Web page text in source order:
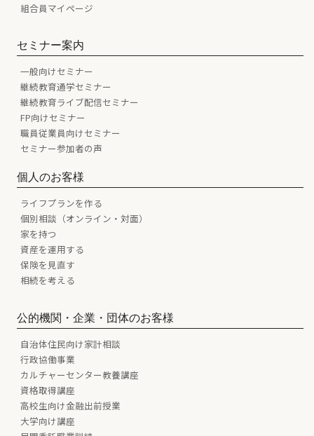
組合員マイページ
セミナー案内
一般向けセミナー
継続教育通学セミナー
継続教育ライブ配信セミナー
FP向けセミナー
職員従業員向けセミナー
セミナー参加者の声
個人のお客様
ライフプランを作る
個別相談（オンライン・対面）
家を持つ
資産を運用する
保険を見直す
相続を考える
公的機関・企業・団体のお客様
自治体住民向け家計相談
行政協働事業
カルチャーセンター教養講座
資格取得講座
高校生向け金融出前授業
大学向け講座